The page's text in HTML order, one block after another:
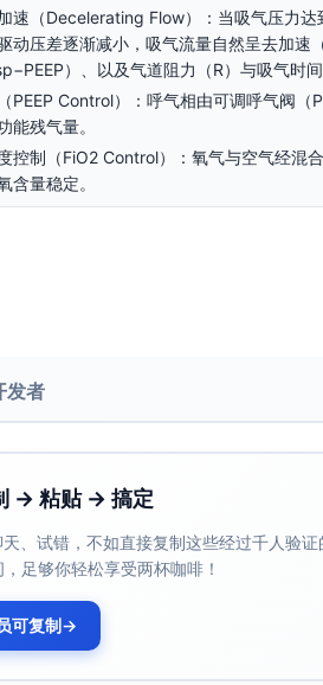
速（Decelerating Flow）：当吸气压力
动压差逐渐减小，吸气流量自然呈去加速
）、以及气道阻力（R）与吸气时间
PEEP Control）：呼气相由可调呼气阀（
能残气量。
控制（FiO2 Control）：氧气与空气经混
含量稳定。
& Synchrony）：设备通过压力或
正阀控与涡轮输出；超压、漏气、断路、
中央管道或内置涡轮/压缩机，进入混合
指令，打开吸气比例阀或提升涡轮转速。
定上升斜率（压力上升时间）快速接近并维
流量随肺泡压力上升而递减，潮气量随时间
循环）
发者
→ 粘贴 → 搞定
、试错，不如直接复制这些经过千人验
足够你轻松享受两杯咖啡！
可复制→